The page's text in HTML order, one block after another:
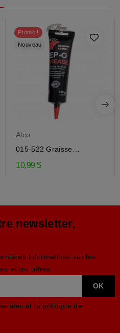
Promo !
Nouveau
Alco
015-522 Graisse
engrenage EP-0 pour...
10,99 $
newsletter,
informations sur les
et les offres
et la politique de